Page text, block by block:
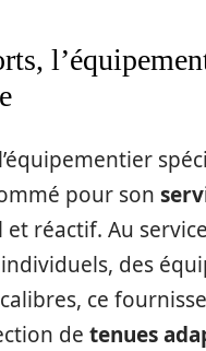
pour son
et réactif. Au
des
ce
de tenues